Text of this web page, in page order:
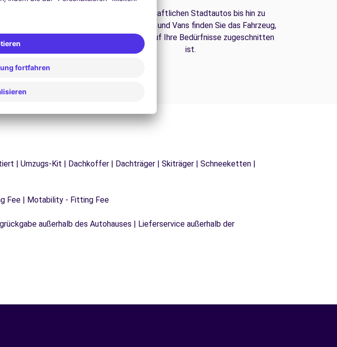
Unser Support-Service
Von wirtschaftlichen Stadtautos bis hin zu
Familien-SUVs und Vans finden Sie das Fahrzeug,
das perfekt auf Ihre Bedürfnisse zugeschnitten
ist.
| Umzugs-Kit | Dachkoffer | Dachträger | Skiträger | Schneeketten |
Fee | Motability - Fitting Fee
außerhalb des Autohauses | Lieferservice außerhalb der